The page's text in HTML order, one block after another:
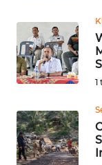
1
WN
NIAS
WN
LANGKAT
WN
TAPANULI
SELATAN